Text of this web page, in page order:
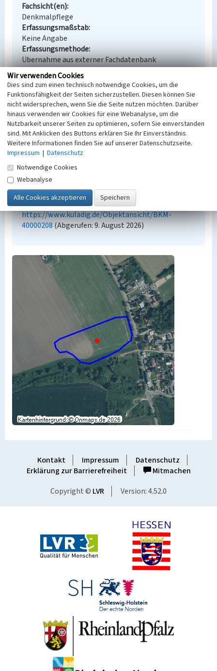
Fachsicht(en)
Denkmalpflege
Erfassungsmaßstab
Keine Angabe
Erfassungsmethode
Übernahme aus externer Fachdatenbank
Empfohlene Zitierweise
Urheberrechtlicher Hinweis
Der hier präsentierte Inhalt steht unter der freien
Lizenz dl-by-de/2.0 (Namensnennung). Die
angezeigten Medien unterliegen möglicherweise
an diesen ausgewiesen sind.
Empfohlene Zitierweise
„Rübenlager der Zuckerfabrik Knauer”. In: KuLaDig,
Kultur.Landschaft.Digital. URL:
https://www.kuladig.de/Objektansicht/BKM-
40000208(Abgerufen: 9. August 2026)
Kontakt Impressum
Datenschutz
Erklärung zur Barrierefreiheit
Mitmachen
Copyright © LVR Version: 4.52.0
Wir verwenden Cookies
Dies sind zum einen technisch notwendige Cookies, um die
Funktionsfähigkeit der Seiten sicherzustellen. Diesen können Sie
nicht widersprechen, wenn Sie die Seite nutzen möchten. Darüber
hinaus verwenden wir Cookies für eine Webanalyse, um die
Nutzbarkeit unserer Seiten zu optimieren, sofern Sie einverstanden
sind. Mit Anklicken des Buttons erklären Sie Ihr Einverständnis.
Weitere Informationen finden Sie auf unserer Datenschutzseite.
Impressum | Datenschutz
Notwendige Cookies
Webanalyse